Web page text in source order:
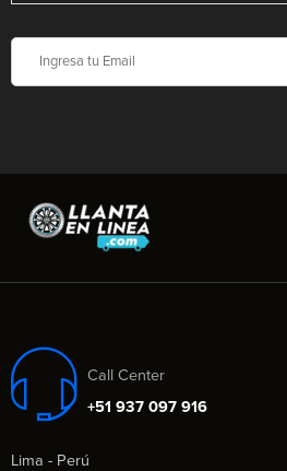
Call Center
+51 937 097 916
Lima - Perú